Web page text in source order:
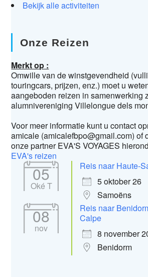
Bekijk alle activiteiten
Onze Reizen
Merkt op :
Omwille van de winstgevendheid
touringcars, prijzen, enz.) moet u
aangeboden reizen in samenwerking
alumnivereniging Villelongue dels
Voor meer informatie kunt u contact
amicale (amicalefbpo@gmail.com) of
onze partner EVA'S VOYAGES
EVA's reizen
05
Oké T
Reis naar Haute-
5 oktober 26
Samoëns
08
nov
Reis naar
Calpe
8 november
Benidorm